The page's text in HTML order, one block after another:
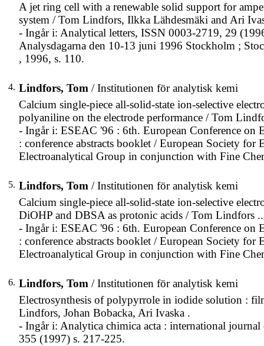
A jet ring cell with a renewable solid support for
system / Tom Lindfors, Ilkka Lähdesmäki and Ari
- Ingår i: Analytical letters, ISSN 0003-2719, 29
Analysdagarna den 10-13 juni 1996 Stockholm ;
, 1996, s. 110.
4. Lindfors, Tom / Institutionen för analytisk kemi
Calcium single-piece all-solid-state ion-selective
polyaniline on the electrode performance / Tom
- Ingår i: ESEAC '96 : 6th. European Conference
: conference abstracts booklet / European Society
Electroanalytical Group in conjunction with Fine
5. Lindfors, Tom / Institutionen för analytisk kemi
Calcium single-piece all-solid-state ion-selective
DiOHP and DBSA as protonic acids / Tom Lindfors
- Ingår i: ESEAC '96 : 6th. European Conference
: conference abstracts booklet / European Society
Electroanalytical Group in conjunction with Fine
6. Lindfors, Tom / Institutionen för analytisk kemi
Electrosynthesis of polypyrrole in iodide solution :
Lindfors, Johan Bobacka, Ari Ivaska .
- Ingår i: Analytica chimica acta : international
355 (1997) s. 217-225.